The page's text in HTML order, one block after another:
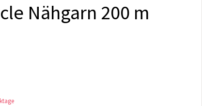
Nähgarn 200 m